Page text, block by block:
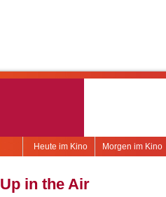
Morgen im Kino
Heute im Kino
Up in the Air